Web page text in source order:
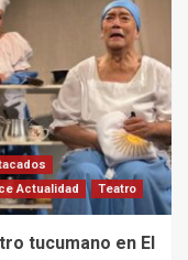
Actualidad
Teatro
tucumano en El